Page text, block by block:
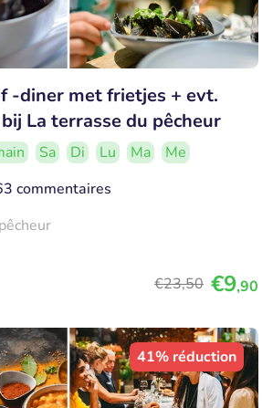
-diner met frietjes + evt.
La terrasse du pêcheur
Sa Di Lu Ma
Me
commentaires
€23,50 €9,90
41% réduction